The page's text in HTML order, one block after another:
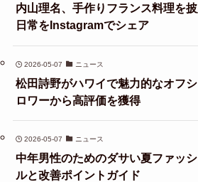
内山理名、手作りフランス料理を
日常をInstagramでシェア
2026-05-07 ニュース
松田詩野がハワイで魅力的なオフ
ロワーから高評価を獲得
2026-05-07 ニュース
中年男性のためのダサい夏ファッ
ルと改善ポイントガイド